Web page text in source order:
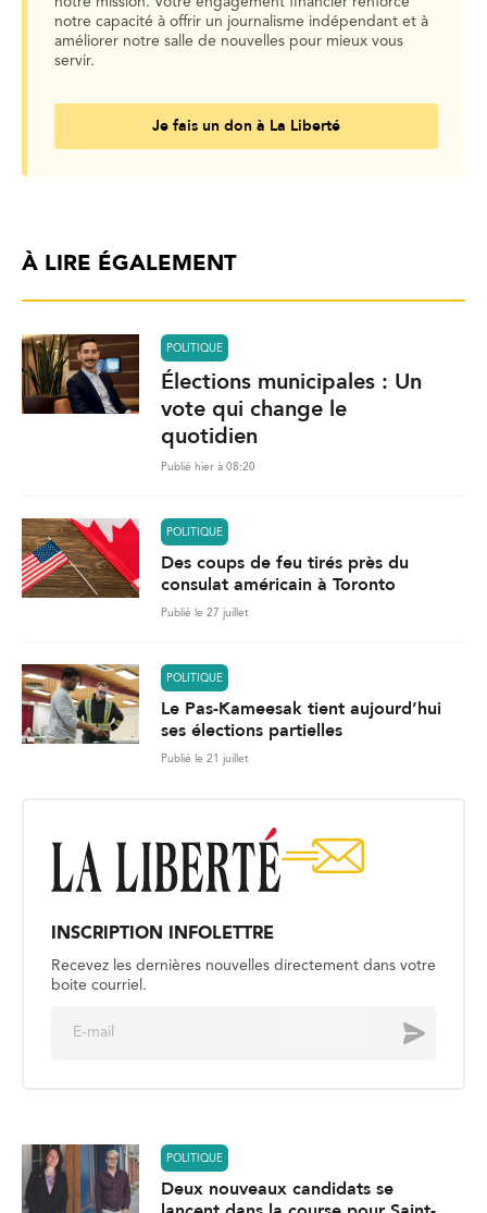
notre capacité à offrir un journalisme indépendant et à
améliorer notre salle de nouvelles pour mieux vous
servir.
Je fais un don à La Liberté
À LIRE ÉGALEMENT
POLITIQUE
Élections municipales : Un
vote qui change le
quotidien
Publié hier à 08:20
POLITIQUE
Des coups de feu tirés près du
consulat américain à Toronto
Publié le 27 juillet
POLITIQUE
Le Pas-Kameesak tient aujourd’hui
ses élections partielles
Publié le 21 juillet
INSCRIPTION INFOLETTRE
Recevez les dernières nouvelles directement dans votre
boite courriel.
Envoyer
POLITIQUE
Deux nouveaux candidats se